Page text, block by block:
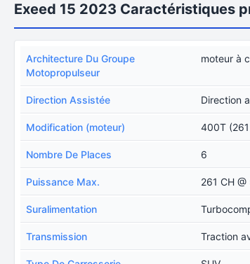
Exeed 15 2023 Caractéristiques
Architecture Du Groupe
Motopropulseur
moteur à
Direction Assistée Direction
Modification (moteur) 400T
Nombre De Places 6
Puissance Max. 261 CH
Suralimentation
Transmission Traction